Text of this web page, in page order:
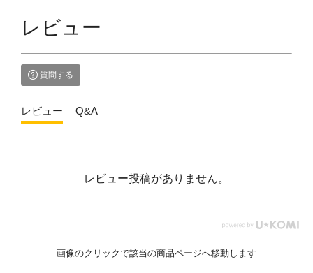
レビュー
質問する
レビュー Q&A
レビュー投稿がありません。
画像のクリックで該当の商品ページへ移動します